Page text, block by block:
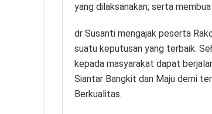
yang dilaksanakan; serta
dr Susanti mengajak peserta
suatu keputusan yang terbaik.
kepada masyarakat dapat
Siantar Bangkit dan Maju demi
Berkualitas.